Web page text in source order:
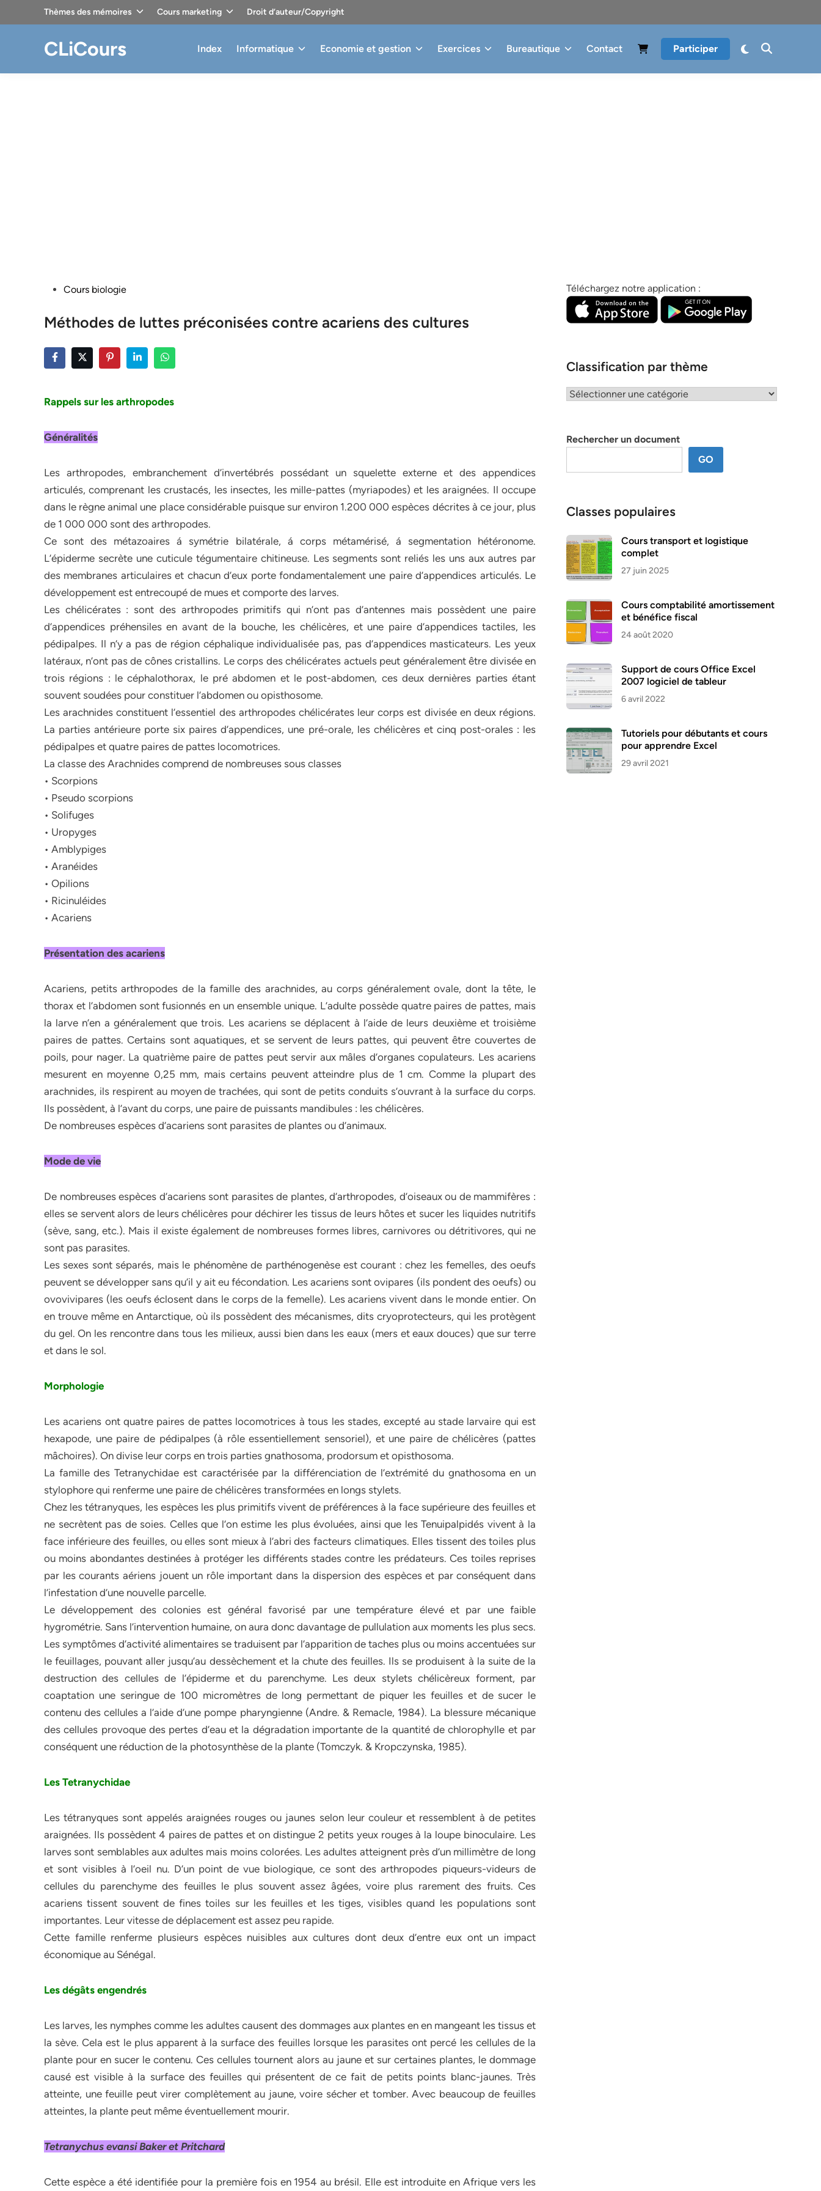
Thèmes des mémoires Cours marketing Droit d’auteur/Copyright
CLiCours Index Informatique Economie et gestion Exercices Bureautique Contact Participer
PostedCours biologie
Méthodes de luttes préconisées contre acariens des cultures
Rappels sur les arthropodes
Généralités
Les arthropodes, embranchement d’invertébrés possédant un squelette externe et des appendices
articulés, comprenant les crustacés, les insectes, les mille-pattes (myriapodes) et les araignées. Il occupe
dans le règne animal une place considérable puisque sur environ 1.200 000 espèces décrites à ce jour, plus
de 1 000 000 sont des arthropodes.
Ce sont des métazoaires á symétrie bilatérale, á corps métamérisé, á segmentation hétéronome.
L’épiderme secrète une cuticule tégumentaire chitineuse. Les segments sont reliés les uns aux autres par
des membranes articulaires et chacun d’eux porte fondamentalement une paire d’appendices articulés. Le
développement est entrecoupé de mues et comporte des larves.
Les chélicérates : sont des arthropodes primitifs qui n’ont pas d’antennes mais possèdent une paire
d’appendices préhensiles en avant de la bouche, les chélicères, et une paire d’appendices tactiles, les
pédipalpes. Il n’y a pas de région céphalique individualisée pas, pas d’appendices masticateurs. Les yeux
latéraux, n’ont pas de cônes cristallins. Le corps des chélicérates actuels peut généralement être divisée en
trois régions : le céphalothorax, le pré abdomen et le post-abdomen, ces deux dernières parties étant
souvent soudées pour constituer l’abdomen ou opisthosome.
Les arachnides constituent l’essentiel des arthropodes chélicérates leur corps est divisée en deux régions.
La parties antérieure porte six paires d’appendices, une pré-orale, les chélicères et cinq post-orales : les
pédipalpes et quatre paires de pattes locomotrices.
La classe des Arachnides comprend de nombreuses sous classes
• Scorpions
• Pseudo scorpions
• Solifuges
• Uropyges
• Amblypiges
• Aranéides
• Opilions
• Ricinuléides
• Acariens
Présentation des acariens
Acariens, petits arthropodes de la famille des arachnides, au corps généralement ovale, dont la tête, le
thorax et l’abdomen sont fusionnés en un ensemble unique. L’adulte possède quatre paires de pattes, mais
la larve n’en a généralement que trois. Les acariens se déplacent à l’aide de leurs deuxième et troisième
paires de pattes. Certains sont aquatiques, et se servent de leurs pattes, qui peuvent être couvertes de
poils, pour nager. La quatrième paire de pattes peut servir aux mâles d’organes copulateurs. Les acariens
mesurent en moyenne 0,25 mm, mais certains peuvent atteindre plus de 1 cm. Comme la plupart des
arachnides, ils respirent au moyen de trachées, qui sont de petits conduits s’ouvrant à la surface du corps.
Ils possèdent, à l’avant du corps, une paire de puissants mandibules : les chélicères.
De nombreuses espèces d’acariens sont parasites de plantes ou d’animaux.
Mode de vie
De nombreuses espèces d’acariens sont parasites de plantes, d’arthropodes, d’oiseaux ou de mammifères :
elles se servent alors de leurs chélicères pour déchirer les tissus de leurs hôtes et sucer les liquides nutritifs
(sève, sang, etc.). Mais il existe également de nombreuses formes libres, carnivores ou détritivores, qui ne
sont pas parasites.
Les sexes sont séparés, mais le phénomène de parthénogenèse est courant : chez les femelles, des oeufs
peuvent se développer sans qu’il y ait eu fécondation. Les acariens sont ovipares (ils pondent des oeufs) ou
ovovivipares (les oeufs éclosent dans le corps de la femelle). Les acariens vivent dans le monde entier. On
en trouve même en Antarctique, où ils possèdent des mécanismes, dits cryoprotecteurs, qui les protègent
du gel. On les rencontre dans tous les milieux, aussi bien dans les eaux (mers et eaux douces) que sur terre
et dans le sol.
Morphologie
Les acariens ont quatre paires de pattes locomotrices à tous les stades, excepté au stade larvaire qui est
hexapode, une paire de pédipalpes (à rôle essentiellement sensoriel), et une paire de chélicères (pattes
mâchoires). On divise leur corps en trois parties gnathosoma, prodorsum et opisthosoma.
La famille des Tetranychidae est caractérisée par la différenciation de l’extrémité du gnathosoma en un
stylophore qui renferme une paire de chélicères transformées en longs stylets.
Chez les tétranyques, les espèces les plus primitifs vivent de préférences à la face supérieure des feuilles et
ne secrètent pas de soies. Celles que l’on estime les plus évoluées, ainsi que les Tenuipalpidés vivent à la
face inférieure des feuilles, ou elles sont mieux à l’abri des facteurs climatiques. Elles tissent des toiles plus
ou moins abondantes destinées à protéger les différents stades contre les prédateurs. Ces toiles reprises
par les courants aériens jouent un rôle important dans la dispersion des espèces et par conséquent dans
l’infestation d’une nouvelle parcelle.
Le développement des colonies est général favorisé par une température élevé et par une faible
hygrométrie. Sans l’intervention humaine, on aura donc davantage de pullulation aux moments les plus secs.
Les symptômes d’activité alimentaires se traduisent par l’apparition de taches plus ou moins accentuées sur
le feuillages, pouvant aller jusqu’au dessèchement et la chute des feuilles. Ils se produisent à la suite de la
destruction des cellules de l’épiderme et du parenchyme. Les deux stylets chélicèreux forment, par
coaptation une seringue de 100 micromètres de long permettant de piquer les feuilles et de sucer le
contenu des cellules a l’aide d’une pompe pharyngienne (Andre. & Remacle, 1984). La blessure mécanique
des cellules provoque des pertes d’eau et la dégradation importante de la quantité de chlorophylle et par
conséquent une réduction de la photosynthèse de la plante (Tomczyk. & Kropczynska, 1985).
Les Tetranychidae
Les tétranyques sont appelés araignées rouges ou jaunes selon leur couleur et ressemblent à de petites
araignées. Ils possèdent 4 paires de pattes et on distingue 2 petits yeux rouges à la loupe binoculaire. Les
larves sont semblables aux adultes mais moins colorées. Les adultes atteignent près d’un millimètre de long
et sont visibles à l’oeil nu. D’un point de vue biologique, ce sont des arthropodes piqueurs-videurs de
cellules du parenchyme des feuilles le plus souvent assez âgées, voire plus rarement des fruits. Ces
acariens tissent souvent de fines toiles sur les feuilles et les tiges, visibles quand les populations sont
importantes. Leur vitesse de déplacement est assez peu rapide.
Cette famille renferme plusieurs espèces nuisibles aux cultures dont deux d’entre eux ont un impact
économique au Sénégal.
Les dégâts engendrés
Les larves, les nymphes comme les adultes causent des dommages aux plantes en en mangeant les tissus et
la sève. Cela est le plus apparent à la surface des feuilles lorsque les parasites ont percé les cellules de la
plante pour en sucer le contenu. Ces cellules tournent alors au jaune et sur certaines plantes, le dommage
causé est visible à la surface des feuilles qui présentent de ce fait de petits points blanc-jaunes. Très
atteinte, une feuille peut virer complètement au jaune, voire sécher et tomber. Avec beaucoup de feuilles
atteintes, la plante peut même éventuellement mourir.
Tetranychus evansi Baker et Pritchard
Cette espèce a été identifiée pour la première fois en 1954 au brésil. Elle est introduite en Afrique vers les
Téléchargez notre application :
Classification par thème
Classification
Rechercher un document
GO
Classes populaires
Cours transport et logistique
complet
27 juin 2025
Cours comptabilité amortissement
et bénéfice fiscal
24 août 2020
Support de cours Office Excel
2007 logiciel de tableur
6 avril 2022
Tutoriels pour débutants et cours
pour apprendre Excel
29 avril 2021